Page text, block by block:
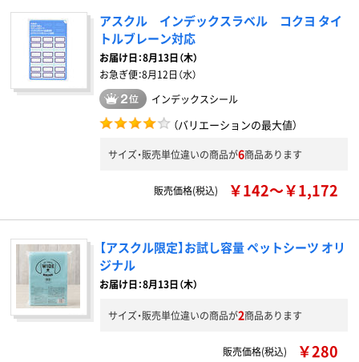
アスクル インデックスラベル コクヨ タイ
トルブレーン対応
お届け日：8月13日（木）
お急ぎ便：8月12日（水）
インデックスシール
（バリエーションの最大値）
サイズ・販売単位違いの商品が6商品あります
販売価格(税込) ￥142～￥1,172
【アスクル限定】お試し容量 ペットシーツ オリ
ジナル
お届け日：8月13日（木）
サイズ・販売単位違いの商品が2商品あります
販売価格(税込) ￥280